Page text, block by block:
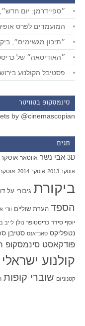
״ספיידרמן: יום
המועמדים לפרס אופיר 2026: ״עצמאות״
״תיכון מגשימים״,
״האודיסאה״ של
פסטיבל הקולנוע בירושלים 2026: שמונה או
סינמסקופ בטוויטר
by @cinemascopian
תגים
3D אבי נשר אווטאר אוסקר 2009
אוסקר 2013 אוסקר 2014 אוסקר 2015
ביקורת גיבורי על
הספד הערת שוליים וודי
יוסף סידר כריסטופר נולן לייב
נטפליקס סאנדאנס סטיבן
פודקאסט סינמסקופ
קולנוע ישראלי
קטנוניזם שוברי קופות